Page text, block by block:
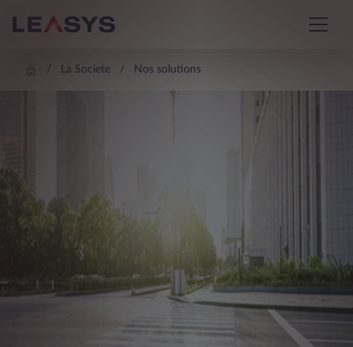
La Societe Nos solutions